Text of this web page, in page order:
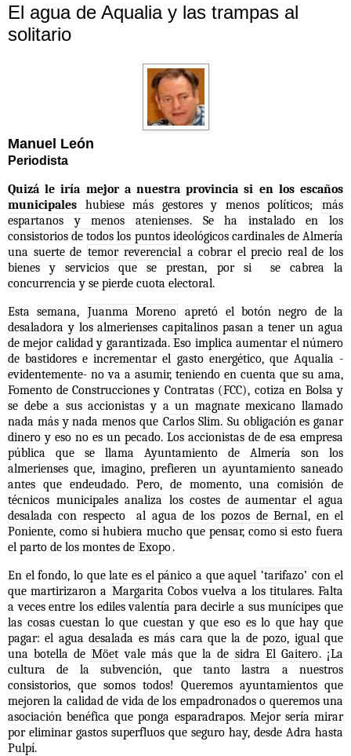
El agua de Aqualia y las trampas al
solitario
Manuel León
Periodista
Quizá le iría mejor a nuestra provincia si en los escaños
municipales hubiese más gestores y menos políticos; más
espartanos y menos atenienses. Se ha instalado en los
consistorios de todos los puntos ideológicos cardinales de Almería
una suerte de temor reverencial a cobrar el precio real de los
bienes y servicios que se prestan, por si se cabrea la
concurrencia y se pierde cuota electoral.
Esta semana, Juanma Moreno apretó el botón negro de la
desaladora y los almerienses capitalinos pasan a tener un agua
de mejor calidad y garantizada. Eso implica aumentar el número
de bastidores e incrementar el gasto energético, que Aqualia -
evidentemente- no va a asumir, teniendo en cuenta que su ama,
Fomento de Construcciones y Contratas (FCC), cotiza en Bolsa y
se debe a sus accionistas y a un magnate mexicano llamado
nada más y nada menos que Carlos Slim. Su obligación es ganar
dinero y eso no es un pecado. Los accionistas de de esa empresa
pública que se llama Ayuntamiento de Almería son los
almerienses que, imagino, prefieren un ayuntamiento saneado
antes que endeudado. Pero, de momento, una comisión de
técnicos municipales analiza los costes de aumentar el agua
desalada con respecto al agua de los pozos de Bernal, en el
Poniente, como si hubiera mucho que pensar, como si esto fuera
el parto de los montes de Exopo.
En el fondo, lo que late es el pánico a que aquel ‘tarifazo’ con el
que martirizaron a Margarita Cobos vuelva a los titulares. Falta
a veces entre los ediles valentía para decirle a sus munícipes que
las cosas cuestan lo que cuestan y que eso es lo que hay que
pagar: el agua desalada es más cara que la de pozo, igual que
una botella de Möet vale más que la de sidra El Gaitero. ¡La
cultura de la subvención, que tanto lastra a nuestros
consistorios, que somos todos! Queremos ayuntamientos que
mejoren la calidad de vida de los empadronados o queremos una
asociación benéfica que ponga esparadrapos. Mejor sería mirar
por eliminar gastos superfluos que seguro hay, desde Adra hasta
Pulpí.